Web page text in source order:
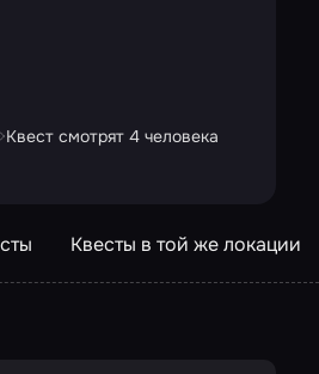
Квест смотрят 4 человека
Квесты в той же локации